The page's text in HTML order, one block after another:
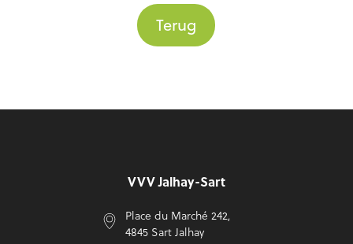
Terug
VVV Jalhay-Sart
Place du Marché 242,
4845 Sart Jalhay